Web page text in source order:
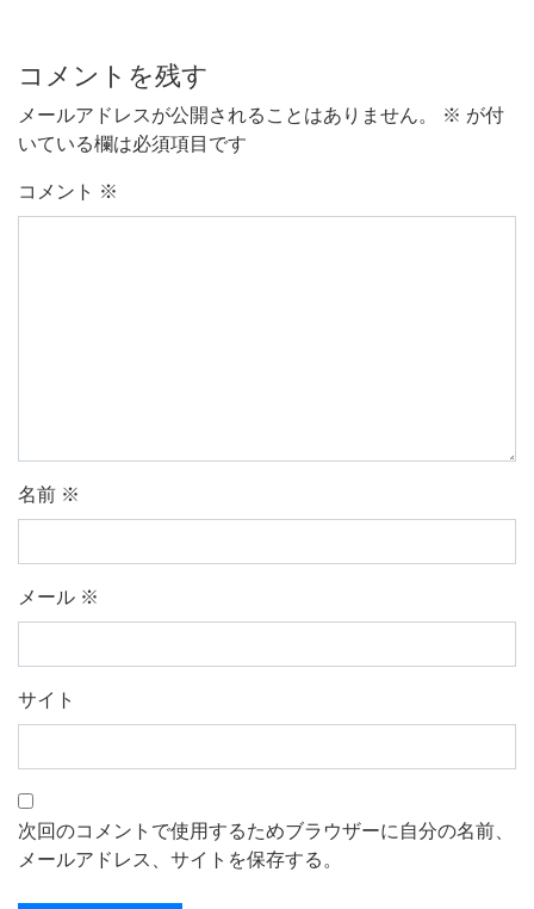
コメントを残す
メールアドレスが公開されることはありません。 ※ が付
いている欄は必須項目です
コメント ※
名前 ※
メール ※
サイト
次回のコメントで使用するためブラウザーに自分の名前、
メールアドレス、サイトを保存する。